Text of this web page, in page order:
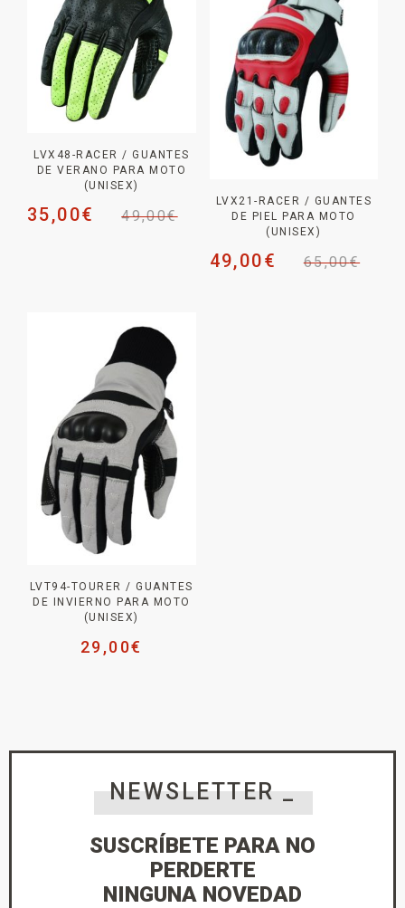
LVX48-RACER / GUANTES
DE VERANO PARA MOTO
(UNISEX)
49,00€
35,00€
LVX21-RACER / GUANTES
DE PIEL PARA MOTO
(UNISEX)
65,00€
49,00€
LVT94-TOURER / GUANTES
DE INVIERNO PARA MOTO
(UNISEX)
29,00€
NEWSLETTER _
SUSCRÍBETE PARA NO
PERDERTE
NINGUNA NOVEDAD